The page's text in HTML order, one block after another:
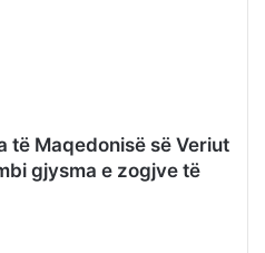
të Maqedonisë së Veriut
gjysma e zogjve të